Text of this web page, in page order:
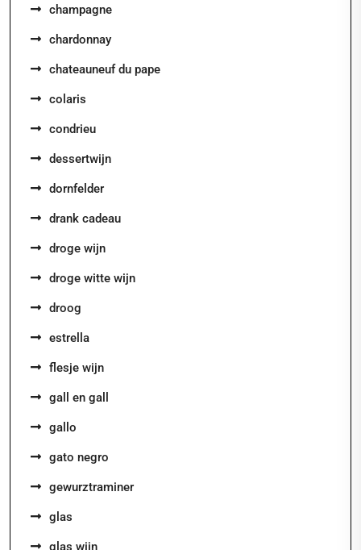
champagne
chardonnay
chateauneuf du pape
colaris
condrieu
dessertwijn
dornfelder
drank cadeau
droge wijn
droge witte wijn
droog
estrella
flesje wijn
gall en gall
gallo
gato negro
gewurztraminer
glas
glas wijn